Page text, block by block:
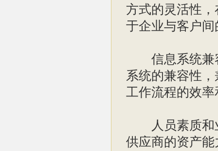
方式的灵活性
于企业与客户
信息系统兼容
系统的兼容性
工作流程的效
人员素质和业
供应商的资产